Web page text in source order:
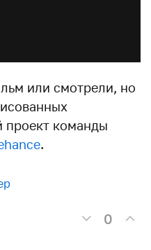
или смотрели, но
проект команды
.
0